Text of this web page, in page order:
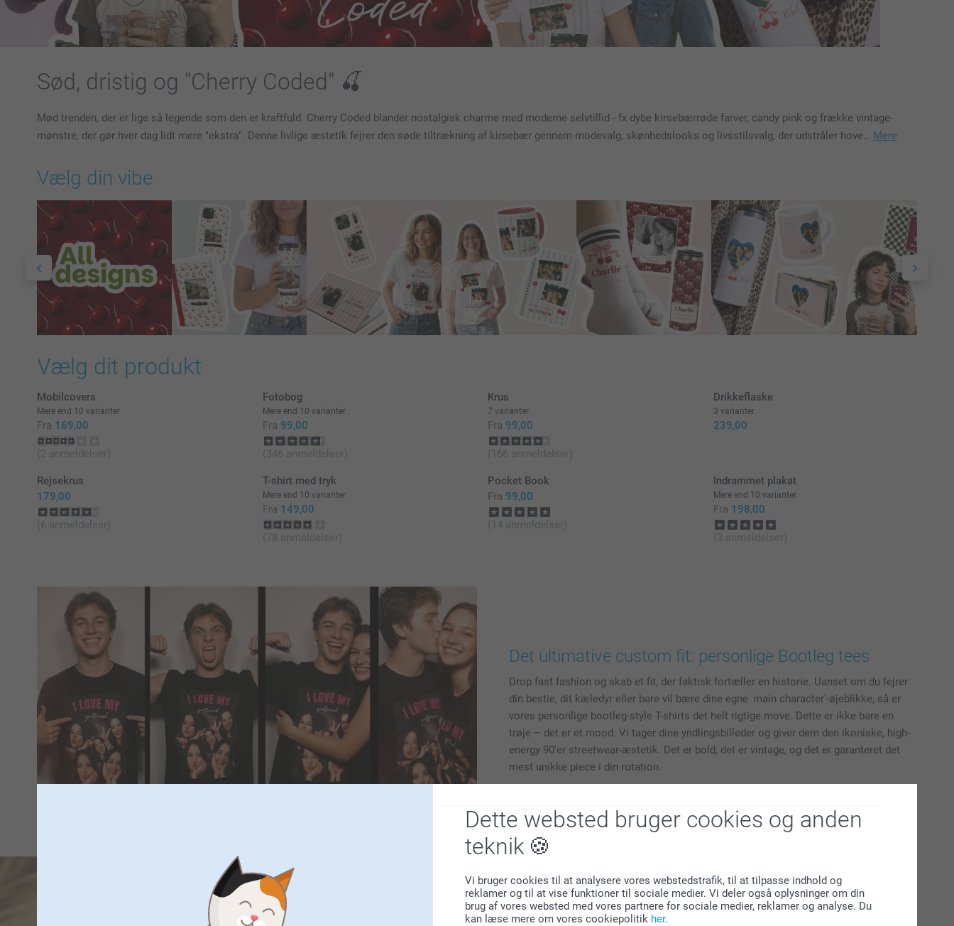
Dette websted bruger cookies og anden
teknik
Vi bruger cookies til at analysere vores webstedstrafik, til at tilpasse indhold og
reklamer og til at vise funktioner til sociale medier. Vi deler også oplysninger om din
brug af vores websted med vores partnere for sociale medier, reklamer og analyse. Du
kan læse mere om vores cookiepolitik her.
Sød, dristig og "Cherry Coded" 🍒
Mød trenden, der er lige så legende som den er kraftfuld. Cherry Coded blander nostalgisk charme med moderne selvtillid - fx dybe kirsebærrøde farver, candy pink og frække vintage-
mønstre, der gør hver dag lidt mere "ekstra". Denne livlige æstetik fejrer den søde tiltrækning af kirsebær gennem modevalg, skønhedslooks og livsstilsvalg, der udstråler hove… Mere
Vælg din vibe
Vælg dit produkt
Mobilcovers
Mere end 10 varianter
Fra 169,00
(2 anmeldelser)
Fotobog
Mere end 10 varianter
Fra 99,00
(346 anmeldelser)
Krus
7 varianter
Fra 99,00
(166 anmeldelser)
Drikkeflaske
3 varianter
239,00
Rejsekrus
179,00
(6 anmeldelser)
T-shirt med tryk
Mere end 10 varianter
Fra 149,00
(78 anmeldelser)
Pocket Book
Fra 99,00
(14 anmeldelser)
Indrammet plakat
Mere end 10 varianter
Fra 198,00
(3 anmeldelser)
Det ultimative custom fit: personlige Bootleg tees
Drop fast fashion og skab et fit, der faktisk fortæller en historie. Uanset om du fejrer
din bestie, dit kæledyr eller bare vil bære dine egne 'main character'-øjeblikke, så er
vores personlige bootleg-style T-shirts det helt rigtige move. Dette er ikke bare en
trøje – det er et mood. Vi tager dine yndlingsbilleder og giver dem den ikoniske, high-
energy 90'er streetwear-æstetik. Det er bold, det er vintage, og det er garanteret det
mest unikke piece i din rotation.